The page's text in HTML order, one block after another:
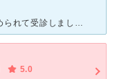
近くの内科の先生に良い先生とこちらを勧められて受診しました。予約しないで夕方に受診したところ２時間ほど待ちました。優しい雰囲気のよく話を聞いてくれる先生だったので待ち時間が長くなるのは仕方ないかもしれ
5.0